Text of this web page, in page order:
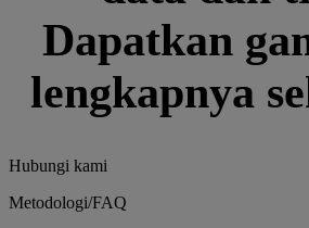
Dapatkan
lengkapnya
Hubungi kami
Metodologi/FAQ